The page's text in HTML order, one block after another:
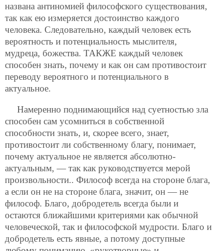
названа антиномией философского существования,
так как ею измеряется достоинство каждого
человека. Следовательно, каждый человек есть
вероятность и потенциальность мыслителя,
мудреца, божества. ТАКЖЕ каждый человек
способен знать, почему и как он сам противостоит
переводу вероятного и потенциального в
актуальное.
Намеренно поднимающийся над суетностью зла
способен сам усомниться в собственной
способности знать, и, скорее всего, знает,
противостоит ли собственному благу, понимает,
почему актуальное не является абсолютно-
актуальным, — так как руководствуется мерой
произвольности.. Философ всегда на стороне блага,
а если он не на стороне блага, значит, он — не
философ. Благо, добродетель всегда были и
остаются ближайшими критериями как обычной
человеческой, так и философской мудрости. Благо и
добродетель есть явные, а потому доступные